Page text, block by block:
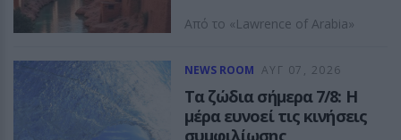
Από το «Lawrence of Arabia»
Christopher Nolan, το
Χαντού έχει φιλοξενήσει πάνω
από έξι δεκαετίες
κινηματογραφικής ιστορίας
NEWS ROOM ΑΥΓ 07, 2026
Τα ζώδια σήμερα 7/8: Η
μέρα ευνοεί τις κινήσεις
συμφιλίωσης